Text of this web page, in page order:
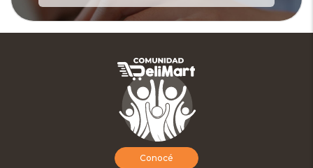
Conocé